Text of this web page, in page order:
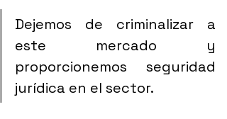
Dejemos de criminalizar a
este mercado y
proporcionemos seguridad
jurídica en el sector.